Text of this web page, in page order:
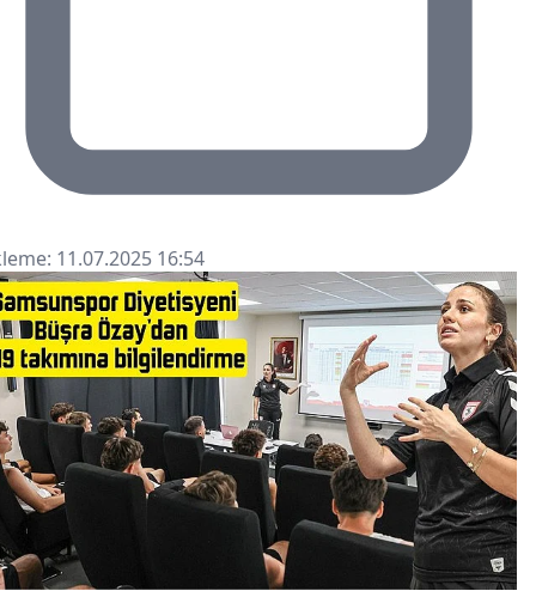
11.07.2025 16:54